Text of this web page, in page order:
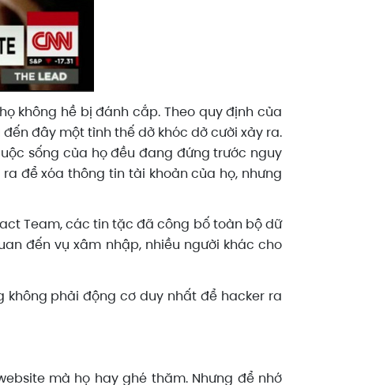
không hề bị đánh cắp. Theo quy định của
đây một tình thế dở khóc dở cười xảy ra.
sống của họ đều đang đứng trước nguy
để xóa thông tin tài khoản của họ, nhưng
Team, các tin tặc đã công bố toàn bộ dữ
đến vụ xâm nhập, nhiều người khác cho
không phải động cơ duy nhất để hacker ra
mà họ hay ghé thăm. Nhưng để nhớ